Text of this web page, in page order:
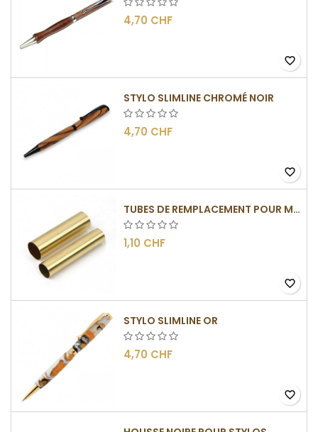
4,70 CHF
favorite_border
STYLO SLIMLINE CHROMÉ NOIR
4,70 CHF
favorite_border
TUBES DE REMPLACEMENT POUR MÉCANISMES SLIMLINE
1,10 CHF
favorite_border
STYLO SLIMLINE OR
4,70 CHF
favorite_border